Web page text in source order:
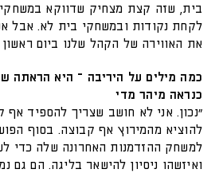
בית, שזה קצת מצחיק שדווקא במשחקי
לקחת נקודות ובמשחקי בית לא. אבל
את האווירה של הקהל שלנו ביום
כמה מילים על היריבה – היא הראתה
כנראה מיהר מדי
"נכון. אני לא חושב שצריך להספיד אף
להוציא מהמירוץ אף קבוצה. בסוף
למשחק ההזדמנות האחרונה שלה כדי
ואיזשהו ניסיון להישאר בליגה. הם גם